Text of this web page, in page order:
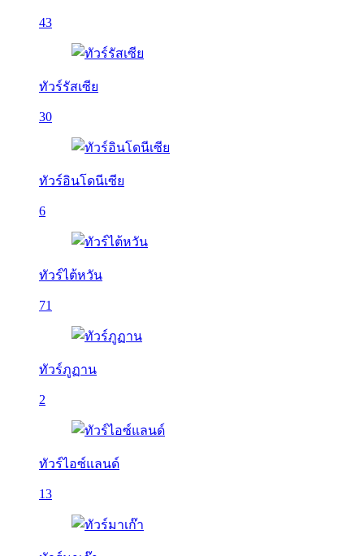
43
ทัวร์รัสเซีย
30
ทัวร์อินโดนีเซีย
6
ทัวร์ไต้หวัน
71
ทัวร์ภูฏาน
2
ทัวร์ไอซ์แลนด์
13